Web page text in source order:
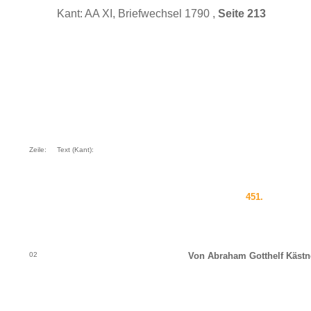
Kant: AA XI, Briefwechsel 1790 , Seite 213
Zeile: Text (Kant):
451.
02 Von Abraham Gotthelf